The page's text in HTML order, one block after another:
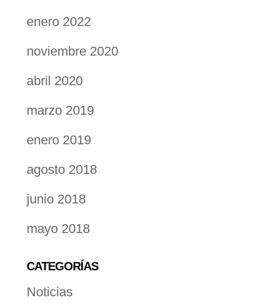
enero 2022
noviembre 2020
abril 2020
marzo 2019
enero 2019
agosto 2018
junio 2018
mayo 2018
CATEGORÍAS
Noticias